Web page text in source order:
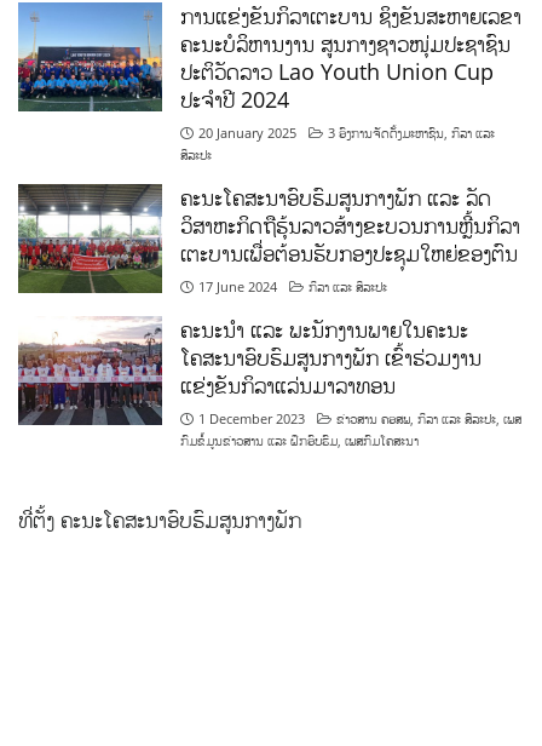
ການແຂ່ງຂັນກິລາເຕະບານ ຊິງຂັນສະຫາຍເລຂາ
ຄະນະບໍລິຫານງານ ສູນກາງຊາວໜຸ່ມປະຊາຊົນ
ປະຕິວັດລາວ Lao Youth Union Cup
ປະຈຳປີ 2024
20 January 2025 3 ອົງການຈັດຕັ້ງມະຫາຊົນ,ກິລາ ແລະ
ສິລະປະ
ຄະນະໂຄສະນາອົບຮົມສູນກາງພັກ ແລະ ລັດ
ວິສາຫະກິດຖືຮຸ້ນລາວສ້າງຂະບວນການຫຼີ້ນກິລາ
ເຕະບານເພື່ອຕ້ອນຮັບກອງປະຊຸມໃຫຍ່ຂອງຕົນ
17 June 2024 ກິລາ ແລະ ສິລະປະ
ຄະນະນຳ ແລະ ພະນັກງານພາຍໃນຄະນະ
ໂຄສະນາອົບຮົມສູນກາງພັກ ເຂົ້າຮ່ວມງານ
ແຂ່ງຂັນກິລາແລ່ນມາລາທອນ
1 December 2023 ຂ່າວສານ ຄອສພ,ກິລາ ແລະ ສິລະປະ,ເພສ
ກົມຂໍ້ມູນຂ່າວສານ ແລະ ຝຶກອົບຮົມ,ເພສກົມໂຄສະນາ
ທີ່ຕັ້ງ ຄະນະໂຄສະນາອົບຮົມສູນກາງພັກ